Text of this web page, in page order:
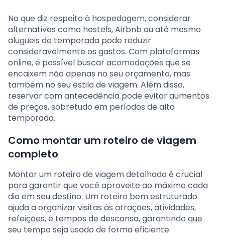
No que diz respeito à hospedagem, considerar
alternativas como hostels, Airbnb ou até mesmo
alugueis de temporada pode reduzir
consideravelmente os gastos. Com plataformas
online, é possível buscar acomodações que se
encaixem não apenas no seu orçamento, mas
também no seu estilo de viagem. Além disso,
reservar com antecedência pode evitar aumentos
de preços, sobretudo em períodos de alta
temporada.
Como montar um roteiro de viagem
completo
Montar um roteiro de viagem detalhado é crucial
para garantir que você aproveite ao máximo cada
dia em seu destino. Um roteiro bem estruturado
ajuda a organizar visitas às atrações, atividades,
refeições, e tempos de descanso, garantindo que
seu tempo seja usado de forma eficiente.